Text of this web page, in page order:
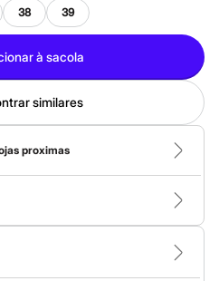
38 39
à sacola
similares
proximas